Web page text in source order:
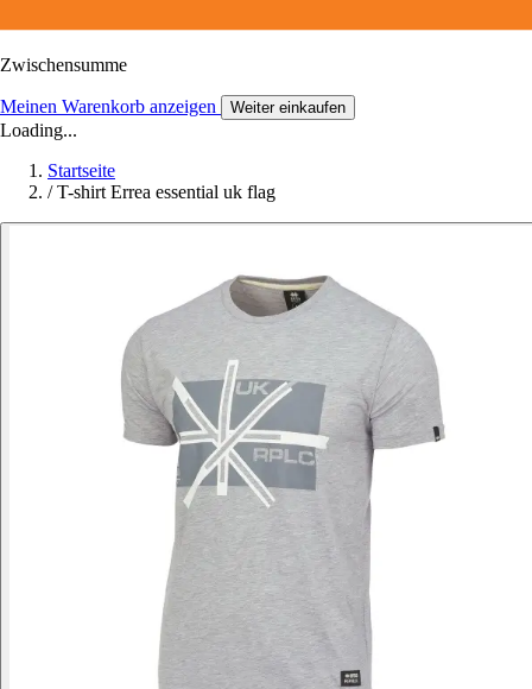
Zwischensumme
Meinen Warenkorb anzeigen Weiter einkaufen
Loading...
Startseite
/ T-shirt Errea essential uk flag